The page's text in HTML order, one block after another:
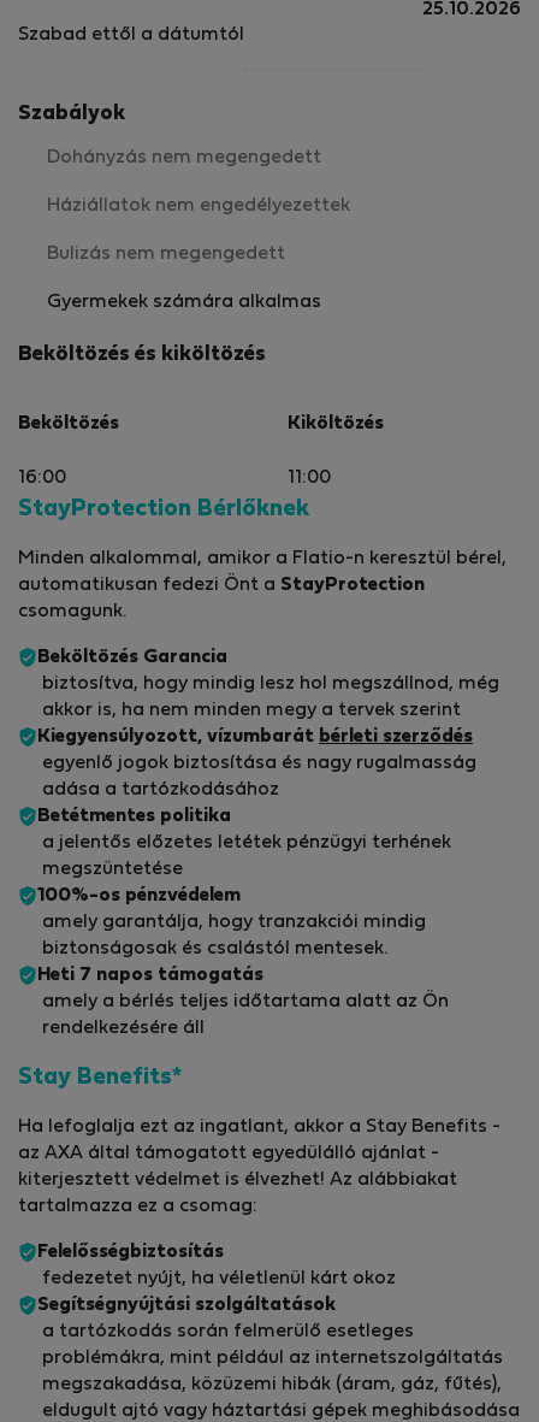
Szabad ettől a dátumtól
25.10.2026
Szabályok
Dohányzás nem megengedett
Háziállatok nem engedélyezettek
Bulizás nem megengedett
Gyermekek számára alkalmas
Beköltözés és kiköltözés
Beköltözés
16:00
Kiköltözés
11:00
StayProtection Bérlőknek
Minden alkalommal, amikor a Flatio-n keresztül bérel,
automatikusan fedezi Önt a StayProtection
csomagunk.
Beköltözés Garancia
biztosítva, hogy mindig lesz hol megszállnod, még
akkor is, ha nem minden megy a tervek szerint
Kiegyensúlyozott, vízumbarát bérleti szerződés
egyenlő jogok biztosítása és nagy rugalmasság
adása a tartózkodásához
Betétmentes politika
a jelentős előzetes letétek pénzügyi terhének
megszüntetése
100%-os pénzvédelem
amely garantálja, hogy tranzakciói mindig
biztonságosak és csalástól mentesek.
Heti 7 napos támogatás
amely a bérlés teljes időtartama alatt az Ön
rendelkezésére áll
Stay Benefits*
Ha lefoglalja ezt az ingatlant, akkor a Stay Benefits -
az AXA által támogatott egyedülálló ajánlat -
kiterjesztett védelmet is élvezhet! Az alábbiakat
tartalmazza ez a csomag:
Felelősségbiztosítás
fedezetet nyújt, ha véletlenül kárt okoz
Segítségnyújtási szolgáltatások
a tartózkodás során felmerülő esetleges
problémákra, mint például az internetszolgáltatás
megszakadása, közüzemi hibák (áram, gáz, fűtés),
eldugult ajtó vagy háztartási gépek meghibásodása